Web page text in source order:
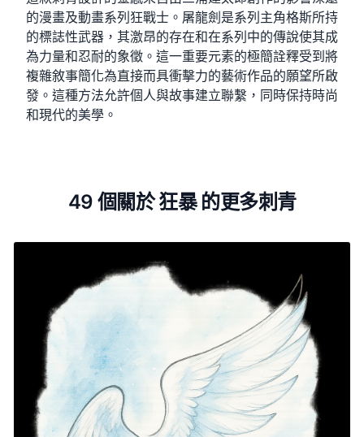
的漫畫及動畫系列狂戰士。屠龍劍是系列主角格斯所持
的標誌性武器，其激昂的存在和在系列中的傳說使其成
為力量和忍耐的象徵。這一重要元素的極簡詮釋受到將
複雜敘事簡化為直接而具衝擊力的藝術作品的願望所啟
發。這種方法允許個人與故事建立聯繫，同時保持時尚
和現代的美學。
49 個關於 狂暴 的更多刺青